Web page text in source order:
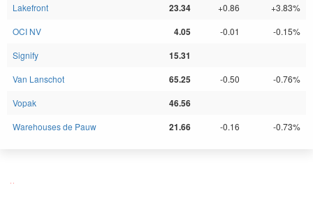
Lakefront 23.34 +0.86
+3.83%
OCI NV
4.05 -0.01
-0.15%
Signify
15.31
Van Lanschot 65.25 -0.50
-0.76%
Vopak
46.56
Warehouses de Pauw 21.66 -0.16 -0.73%